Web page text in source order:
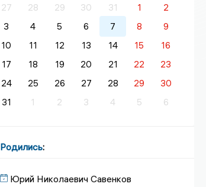
27
28 29 30 31 1
2
3
4 5 6 7 8
9
10
11 12 13 14 15
16
17
18 19 20 21 22
23
24
25 26 27 28 29
30
31
1 2 3 4 5 6
Родились:
Юрий Николаевич Савенков